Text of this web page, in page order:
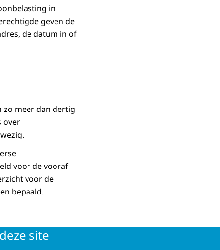
in
geven de
de datum in of
zo meer dan dertig
over
voor de vooraf
voor de
bepaald.
site